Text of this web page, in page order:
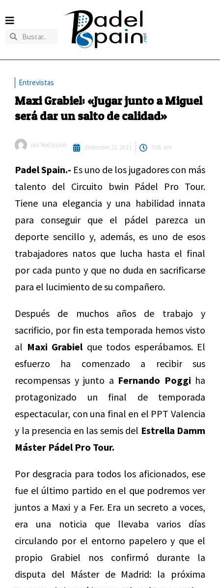
Entrevistas
Maxi Grabiel: «Jugar junto a Miguel
será dar un salto de calidad»
por Redaccion diciembre 22, 2011 7:06 am
Padel Spain.- Es uno de los jugadores con más
talento del Circuito bwin Pádel Pro Tour.
Tiene una elegancia y una habilidad innata
para conseguir que el pádel parezca un
deporte sencillo y, además, es uno de esos
trabajadores natos que lucha hasta el final
por cada punto y que no duda en sacrificarse
para el lucimiento de su compañero.
Después de muchos años de trabajo y
sacrificio, por fin esta temporada hemos visto
al Maxi Grabielque todos esperábamos. El
esfuerzo ha comenzado a recibir sus
recompensas y junto a Fernando Poggi ha
protagonizado un final de temporada
espectacular, con una final en el PPT Valencia
y la presencia en las semis del Estrella Damm
Máster Pádel Pro Tour.
Por desgracia para todos los aficionados, ese
fue el último partido en el que podremos ver
juntos a Maxi y a Fer. Era un secreto a voces,
era una noticia que llevaba varios días
circulando por el entorno papelero y que el
propio Grabiel nos confirmó durante la
disputa del Máster de Madrid: la próxima